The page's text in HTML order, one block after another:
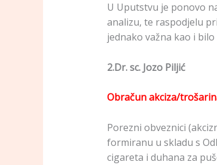
U Uputstvu je ponovo
analizu, te raspodjelu
jednako važna kao i
2.Dr. sc. Jozo Piljić
Obračun akciza/
Porezni obveznici
formiranu u skladu s
cigareta i duhana za